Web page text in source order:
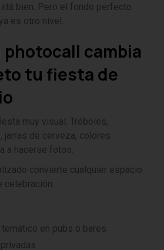
bien. Pero el fondo perfecto
es otro nivel.
photocall cambia
tu fiesta de
muy visual. Tréboles,
jarras de cerveza, colores
a hacerse fotos.
convierte cualquier espacio
celebración.
temático en pubs o bares